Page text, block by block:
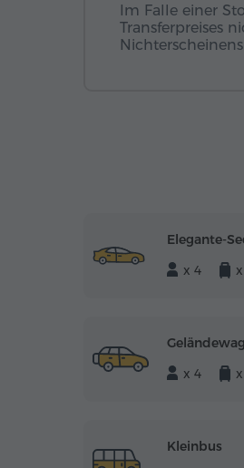
Im Falle einer
Transferpreises
Elegante-
x 4
x 4
Kleinbus